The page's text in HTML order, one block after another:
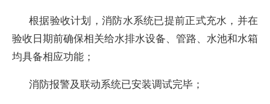
根据验收计划，消防水系统已提前正式充水，并在
验收日期前确保相关给水排水设备、管路、水池和水箱
均具备相应功能；
消防报警及联动系统已安装调试完毕；